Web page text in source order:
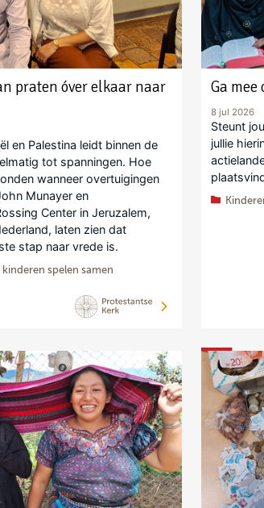
praten óver elkaar naar
en Palestina leidt binnen de
tot spanningen. Hoe
wanneer overtuigingen
Munayer en
Center in Jeruzalem,
laten zien dat
stap naar vrede is.
spelen samen
Ga
8 jul 2026
Steunt
jullie